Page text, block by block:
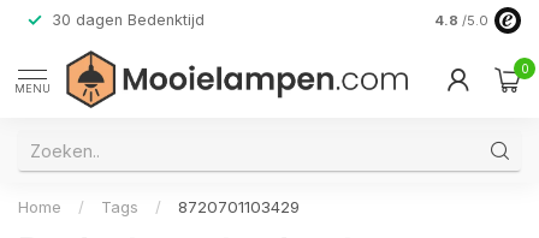
30 dagen Bedenktijd Verzending
4.8 /5.0
MENU
0
Home / Tags / 8720701103429